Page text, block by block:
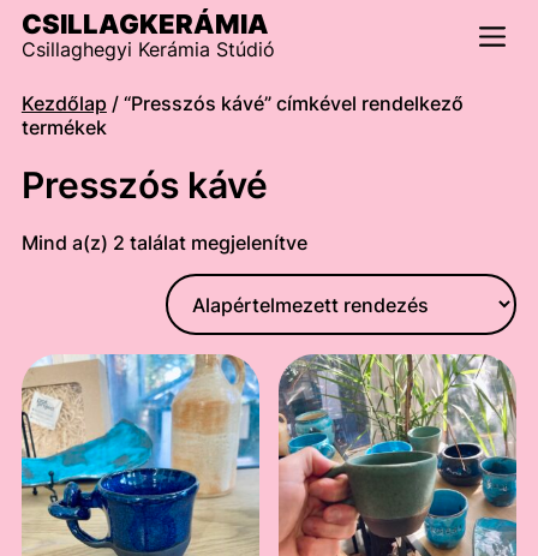
Skip
content
CSILLAGKERÁMIA
Csillaghegyi Kerámia Stúdió
Kezdőlap / “Presszós kávé” címkével rendelkező
termékek
Presszós kávé
Mind a(z) 2 találat megjelenítve